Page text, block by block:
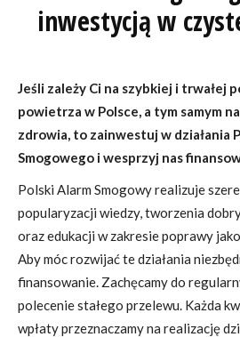
inwestycją w
Jeśli zależy Ci na szybkiej i trwałej
powietrza w Polsce, a tym samym
zdrowia, to zainwestuj w działania
Smogowego i wesprzyj nas
Polski Alarm Smogowy realizuje
popularyzacji wiedzy, tworzenia
oraz edukacji w zakresie poprawy
Aby móc rozwijać te działania
finansowanie. Zachęcamy do
polecenie stałego przelewu. Każda
wpłaty przeznaczamy na realizację